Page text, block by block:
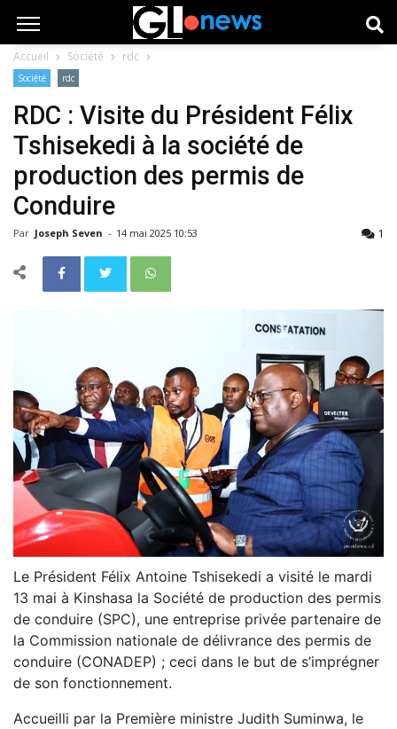
Accueil Société rdc
Société rdc
RDC : Visite du Président Félix
Tshisekedi à la société de
production des permis de
Conduire
Par Joseph Seven - 14 mai 2025 10:53 1
Le Président Félix Antoine Tshisekedi a visité le mardi
13 mai à Kinshasa la Société de production des permis
de conduire (SPC), une entreprise privée partenaire de
la Commission nationale de délivrance des permis de
conduire (CONADEP) ; ceci dans le but de s’imprégner
de son fonctionnement.
Accueilli par la Première ministre Judith Suminwa, le